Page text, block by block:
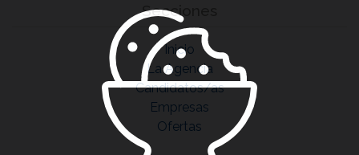
Secciones
Inicio
La Agencia
Candidatos/as
Empresas
Ofertas